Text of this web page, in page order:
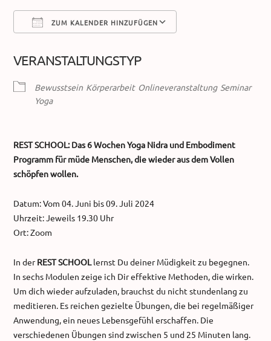
ZUM KALENDER HINZUFÜGEN
VERANSTALTUNGSTYP
Bewusstsein Körperarbeit Onlineveranstaltung Seminar
Yoga
REST SCHOOL: Das 6 Wochen Yoga Nidra und Embodiment
Programm für müde Menschen, die wieder aus dem Vollen
schöpfen wollen.
Datum: Vom 04. Juni bis 09. Juli 2024
Uhrzeit: Jeweils 19.30 Uhr
Ort: Zoom
In derREST SCHOOLlernst Du deiner Müdigkeit zu begegnen.
In sechs Modulen zeige ich Dir effektive Methoden, die wirken.
Um dich wieder aufzuladen, brauchst du nicht stundenlang zu
meditieren. Es reichen gezielte Übungen, die bei regelmäßiger
Anwendung, ein neues Lebensgefühl erschaffen. Die
verschiedenen Übungen sind zwischen 5 und 25 Minuten lang.